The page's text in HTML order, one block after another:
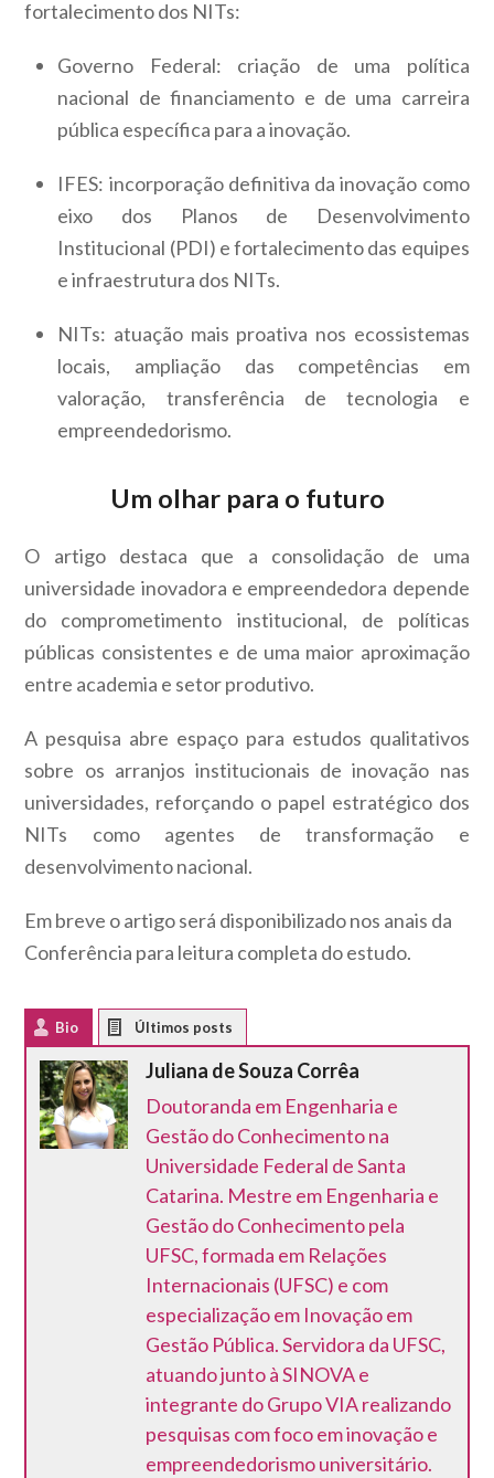
fortalecimento dos NITs:
Governo Federal: criação de uma política
nacional de financiamento e de uma carreira
pública específica para a inovação.
IFES: incorporação definitiva da inovação como
eixo dos Planos de Desenvolvimento
Institucional (PDI) e fortalecimento das equipes
e infraestrutura dos NITs.
NITs: atuação mais proativa nos ecossistemas
locais, ampliação das competências em
valoração, transferência de tecnologia e
empreendedorismo.
Um olhar para o futuro
O artigo destaca que a consolidação de uma
universidade inovadora e empreendedora depende
do comprometimento institucional, de políticas
públicas consistentes e de uma maior aproximação
entre academia e setor produtivo.
A pesquisa abre espaço para estudos qualitativos
sobre os arranjos institucionais de inovação nas
universidades, reforçando o papel estratégico dos
NITs como agentes de transformação e
desenvolvimento nacional.
Em breve o artigo será disponibilizado nos anais da
Conferência para leitura completa do estudo.
Bio
Juliana de Souza Corrêa
Doutoranda em Engenharia e
Gestão do Conhecimento na
Universidade Federal de Santa
Catarina. Mestre em Engenharia e
Gestão do Conhecimento pela
UFSC, formada em Relações
Internacionais (UFSC) e com
especialização em Inovação em
Gestão Pública. Servidora da UFSC,
atuando junto à SINOVA e
integrante do Grupo VIA realizando
pesquisas com foco em inovação e
empreendedorismo universitário.